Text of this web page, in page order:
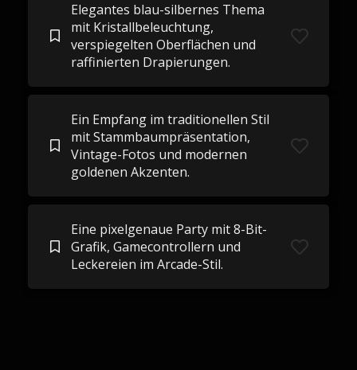
Elegantes blau-silbernes Thema
mit Kristallbeleuchtung,
verspiegelten Oberflächen und
raffinierten Drapierungen.
Ein Empfang im traditionellen Stil
mit Stammbaumpräsentation,
Vintage-Fotos und modernen
goldenen Akzenten.
Eine pixelgenaue Party mit 8-Bit-
Grafik, Gamecontrollern und
Leckereien im Arcade-Stil.